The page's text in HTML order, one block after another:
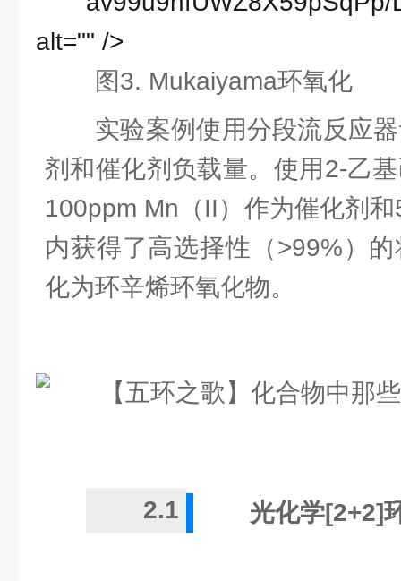
alt="" />
图3. Mukaiyama环氧化
实验案例使用分段流反应
剂和催化剂负载量。使用2-乙
100ppm Mn（II）作为催化剂
内获得了高选择性（>99%）
化为环辛烯环氧化物。
2.1 光化学[2+2]